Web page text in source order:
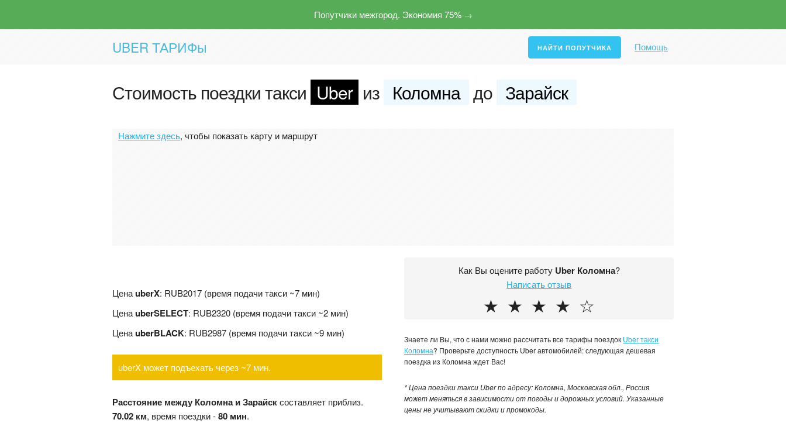
Попутчики межгород. Экономия 75% →
UBER ТАРИФы Помощь
Стоимость поездки такси Uber из Коломна до Зарайск
Нажмите здесь, чтобы показать карту и маршрут
ЦенаuberX: RUB2017 (время подачи такси ~7 мин)
ЦенаuberSELECT: RUB2320 (время подачи такси ~2 мин)
ЦенаuberBLACK: RUB2987 (время подачи такси ~9 мин)
uberX может подъехать через ~7 мин.
Расстояние между Коломна и Зарайсксоставляет приблиз.
70.02 км, время поездки -80 мин.
Как Вы оцените работу Uber Коломна?
Написать отзыв
☆
★
★
★
★
Знаете ли Вы, что с нами можно рассчитать все тарифы поездок Uber такси
Коломна? Проверьте доступность Uber автомобилей: следующая дешевая
поездка из Коломна ждет Вас!
* Цена поездки такси Uber по адресу: Коломна, Московская обл., Россия
может меняться в зависимости от погоды и дорожных условий. Указанные
цены не учитывают скидки и промокоды.